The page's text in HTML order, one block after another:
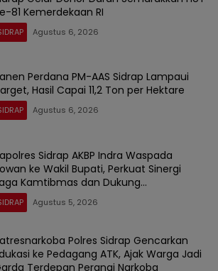
81 Kemerdekaan RI
Agustus 6, 2026
Perdana PM-AAS Sidrap Lampaui
Hasil Capai 11,2 Ton per Hektare
Agustus 6, 2026
Sidrap AKBP Indra Waspada
ke Wakil Bupati, Perkuat Sinergi
Kamtibmas dan Dukung
Agustus 5, 2026
Polres Sidrap Gencarkan
ke Pedagang ATK, Ajak Warga Jadi
Terdepan Perangi Narkoba